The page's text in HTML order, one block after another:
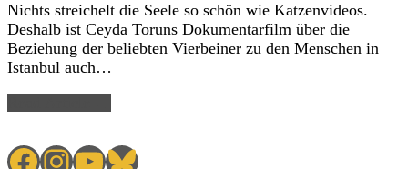
Nichts streichelt die Seele so schön wie Katzenvideos.
Deshalb ist Ceyda Toruns Dokumentarfilm über die
Beziehung der beliebten Vierbeiner zu den Menschen in
Istanbul auch…
Facebook
Instagram
YouTube
Bluesky